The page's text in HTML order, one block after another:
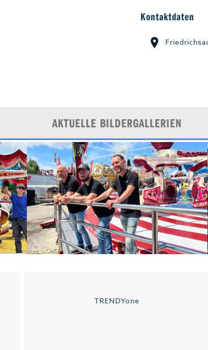
Kontaktdaten
AKTUELLE BILDERGALLERIEN
11.07.24
ULMER VOLKSFEST 2024 - AUFBAU
UND PRESSEKONFERENZ
TRENDYone